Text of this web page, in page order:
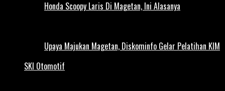
Honda Scoopy Laris Di Magetan, Ini Alasanya
Upaya Majukan Magetan, Diskominfo Gelar Pelatihan KIM
SKI Otomotif